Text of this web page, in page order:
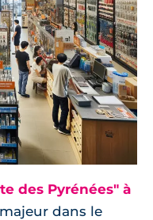
des Pyrénées" à
dans le